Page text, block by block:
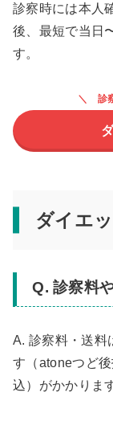
診察時には本人
後、最短で当日
す。
診
ダイエ
Q. 診察料
A. 診察料・送料
す（atoneつど
込）がかかりま